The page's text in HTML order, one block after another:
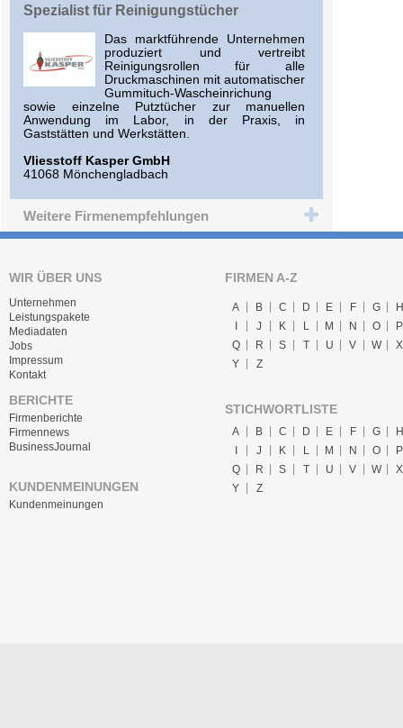
Spezialist für Reinigungstücher
Das marktführende Unternehmen
produziert und vertreibt
Reinigungsrollen für alle
Druckmaschinen mit automatischer
Gummituch-Wascheinrichung
sowie einzelne Putztücher zur manuellen
Anwendung im Labor, in der Praxis, in
Gaststätten und Werkstätten.
Vliesstoff Kasper GmbH
41068 Mönchengladbach
Weitere Firmenempfehlungen
WIR ÜBER UNS
Unternehmen
Leistungspakete
Mediadaten
Jobs
Impressum
Kontakt
BERICHTE
Firmenberichte
Firmennews
BusinessJournal
KUNDENMEINUNGEN
Kundenmeinungen
FIRMEN A-Z
A B C D E F G
H
I
J K L M N O
P
Q
R S T U V W
X
Y
Z
STICHWORTLISTE
A B C D E F G
H
J K L M N O
P
Q
R S T U V W
X
Y
Z